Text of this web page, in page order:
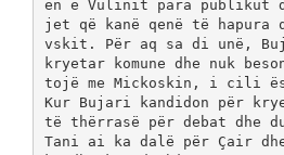
en e Vulinit para publikut
jet që kanë qenë të hapura
vskit. Për aq sa di unë,
kryetar komune dhe nuk
tojë me Mickoskin, i cili
Kur Bujari kandidon për
të thërrasë për debat dhe
Tani ai ka dalë për Çair